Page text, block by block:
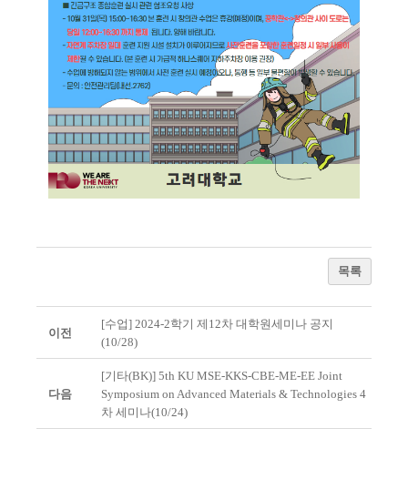
목록
이전
[수업] 2024-2학기 제12차 대학원세미나 공지
(10/28)
다음
[기타(BK)] 5th KU MSE-KKS-CBE-ME-EE Joint
Symposium on Advanced Materials & Technologies 4
차 세미나(10/24)